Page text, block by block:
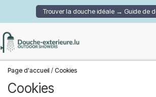
Trouver la douche idéale → Guide de
Page d'accueil Cookies
Cookies